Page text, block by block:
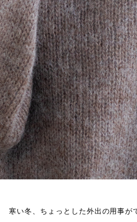
寒い冬、ちょっとした外出の用事が